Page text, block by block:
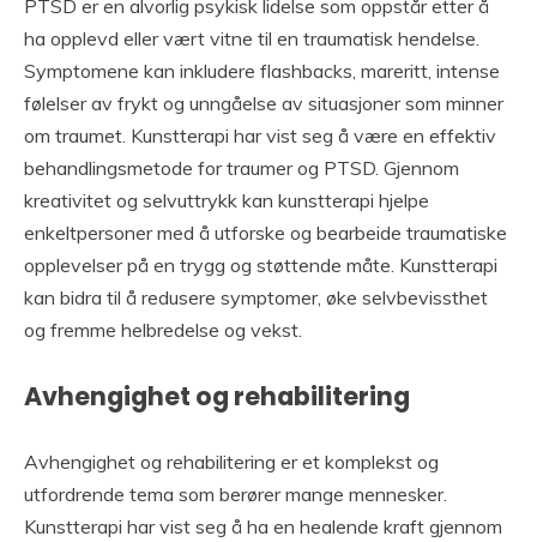
PTSD er en alvorlig psykisk lidelse som oppstår etter å
ha opplevd eller vært vitne til en traumatisk hendelse.
Symptomene kan inkludere flashbacks, mareritt, intense
følelser av frykt og unngåelse av situasjoner som minner
om traumet. Kunstterapi har vist seg å være en effektiv
behandlingsmetode for traumer og PTSD. Gjennom
kreativitet og selvuttrykk kan kunstterapi hjelpe
enkeltpersoner med å utforske og bearbeide traumatiske
opplevelser på en trygg og støttende måte. Kunstterapi
kan bidra til å redusere symptomer, øke selvbevissthet
og fremme helbredelse og vekst.
Avhengighet og rehabilitering
Avhengighet og rehabilitering er et komplekst og
utfordrende tema som berører mange mennesker.
Kunstterapi har vist seg å ha en healende kraft gjennom